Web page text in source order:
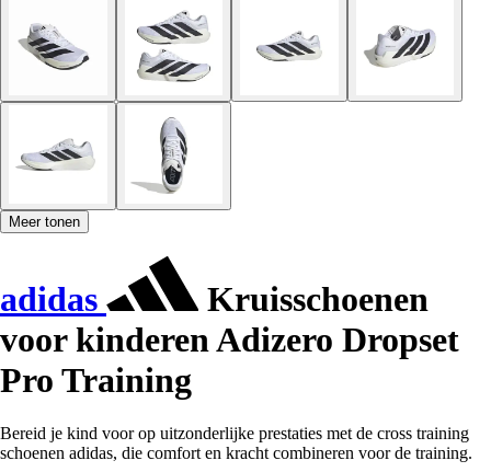
Meer tonen
adidas
Kruisschoenen
voor kinderen Adizero Dropset
Pro Training
Bereid je kind voor op uitzonderlijke prestaties met de cross training
schoenen adidas, die comfort en kracht combineren voor de training.